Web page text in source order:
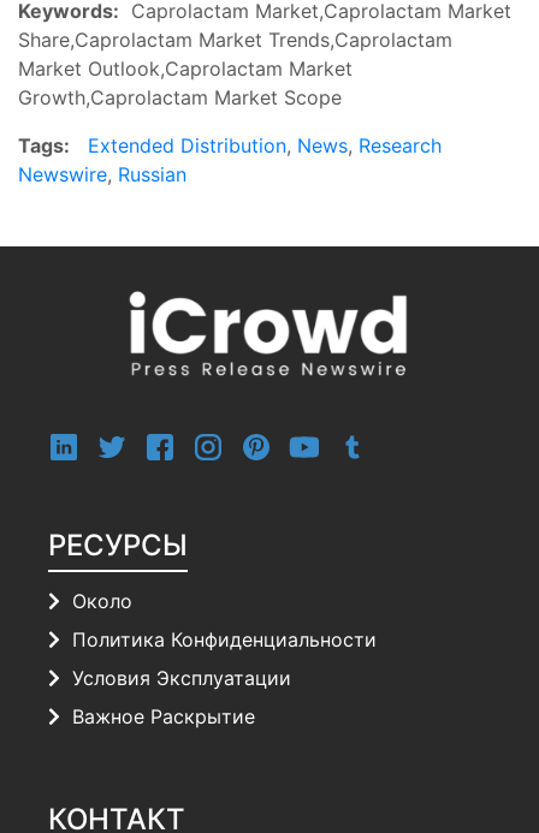
Keywords: Caprolactam Market,Caprolactam Market
Share,Caprolactam Market Trends,Caprolactam
Market Outlook,Caprolactam Market
Growth,Caprolactam Market Scope
Tags:
Extended Distribution, News, Research
Newswire, Russian
РЕСУРСЫ
Около
Политика Конфиденциальности
Условия Эксплуатации
Важное Раскрытие
КОНТАКТ